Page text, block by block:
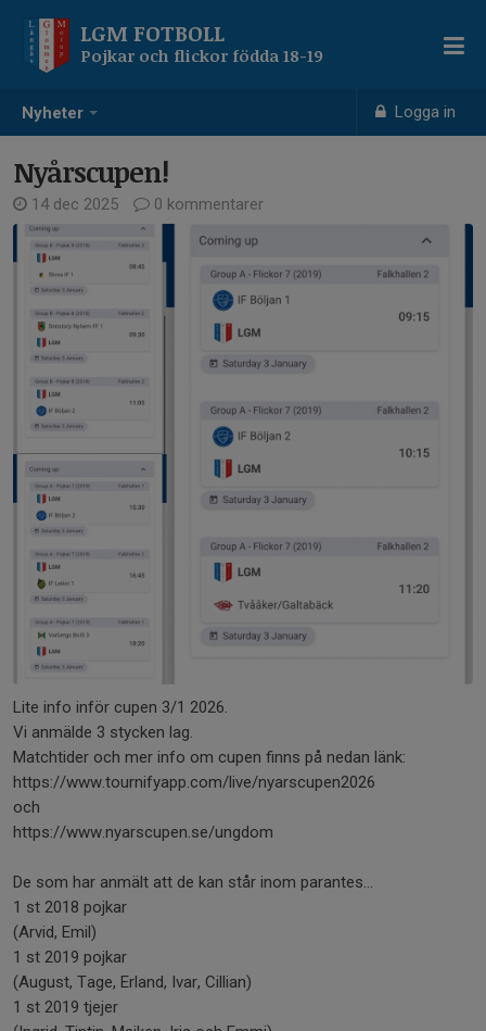
Nyheter Logga in
LGM FOTBOLL
Pojkar och flickor födda 18-19
Nyårscupen!
14 dec 2025 0 kommentarer
Lite info inför cupen 3/1 2026.
Vi anmälde 3 stycken lag.
Matchtider och mer info om cupen finns på nedan länk:
https://www.tournifyapp.com/live/nyarscupen2026
och
https://www.nyarscupen.se/ungdom
De som har anmält att de kan står inom parantes…
1 st 2018 pojkar
(Arvid, Emil)
1 st 2019 pojkar
(August, Tage, Erland, Ivar, Cillian)
1 st 2019 tjejer